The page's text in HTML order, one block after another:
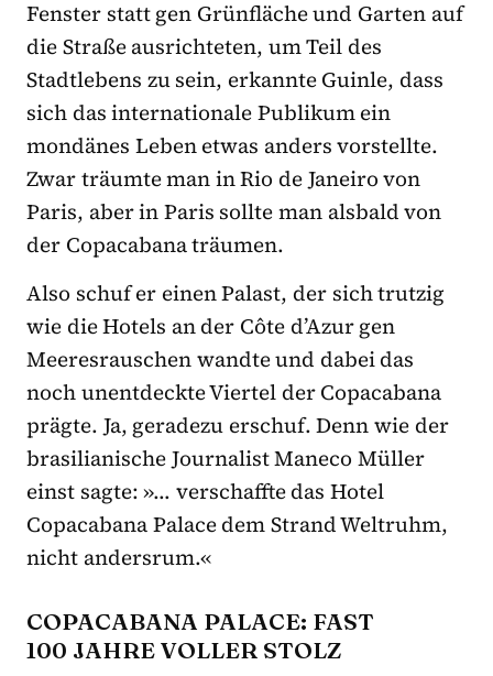
Fenster statt gen Grünfläche und Garten auf
die Straße ausrichteten, um Teil des
Stadtlebens zu sein, erkannte Guinle, dass
sich das internationale Publikum ein
mondänes Leben etwas anders vorstellte.
Zwar träumte man in Rio de Janeiro von
Paris, aber in Paris sollte man alsbald von
der Copacabana träumen.
Also schuf er einen Palast, der sich trutzig
wie die Hotels an der Côte d’Azur gen
Meeresrauschen wandte und dabei das
noch unentdeckte Viertel der Copacabana
prägte. Ja, geradezu erschuf. Denn wie der
brasilianische Journalist Maneco Müller
einst sagte: »… verschaffte das Hotel
Copacabana Palace dem Strand Weltruhm,
nicht andersrum.«
COPACABANA PALACE: FAST
100 JAHRE VOLLER STOLZ